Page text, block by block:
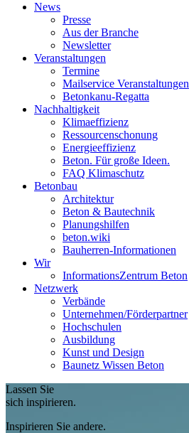
News
Presse
Aus der Branche
Newsletter
Veranstaltungen
Termine
Mailservice Veranstaltungen
Betonkanu-Regatta
Nachhaltigkeit
Klimaeffizienz
Ressourcenschonung
Energieeffizienz
Beton. Für große Ideen.
FAQ Klimaschutz
Betonbau
Architektur
Beton & Bautechnik
Planungshilfen
beton.wiki
Bauherren-Informationen
Wir
InformationsZentrum Beton
Netzwerk
Verbände
Unternehmen/Förderpartner
Hochschulen
Ausbildung
Kunst und Design
Baunetz Wissen Beton
Lassen Sie
sich inspirieren.
Inspirieren Sie andere.